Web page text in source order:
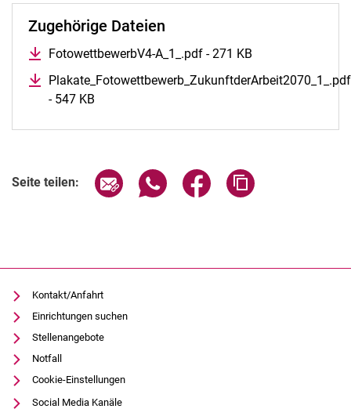
Zugehörige Dateien
FotowettbewerbV4-A_1_.pdf - 271 KB
Plakate_Fotowettbewerb_ZukunftderArbeit2070_1_.pdf
- 547 KB
Seite teilen: Seite über E-Mail teilen
Seite über WhatsApp teilen
Seite über Facebook
Kontakt/Anfahrt
Einrichtungen suchen
Stellenangebote
Notfall
Cookie-Einstellungen
Social Media Kanäle